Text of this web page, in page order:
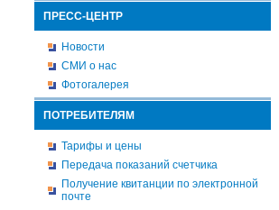
ПРЕСС-ЦЕНТР
Новости
СМИ о нас
Фотогалерея
ПОТРЕБИТЕЛЯМ
Тарифы и цены
Передача показаний счетчика
Получение квитанции по электронной
почте